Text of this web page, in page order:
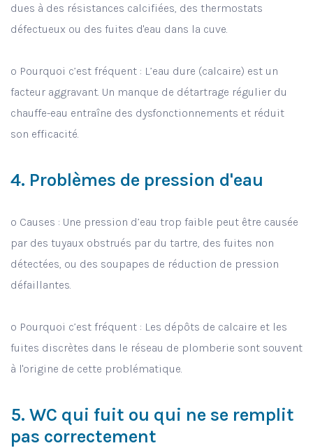
dues à des résistances calcifiées, des thermostats
défectueux ou des fuites d'eau dans la cuve.
o Pourquoi c’est fréquent : L’eau dure (calcaire) est un
facteur aggravant. Un manque de détartrage régulier du
chauffe-eau entraîne des dysfonctionnements et réduit
son efficacité.
4. Problèmes de pression d'eau
o Causes : Une pression d’eau trop faible peut être causée
par des tuyaux obstrués par du tartre, des fuites non
détectées, ou des soupapes de réduction de pression
défaillantes.
o Pourquoi c’est fréquent : Les dépôts de calcaire et les
fuites discrètes dans le réseau de plomberie sont souvent
à l'origine de cette problématique.
5. WC qui fuit ou qui ne se remplit
pas correctement